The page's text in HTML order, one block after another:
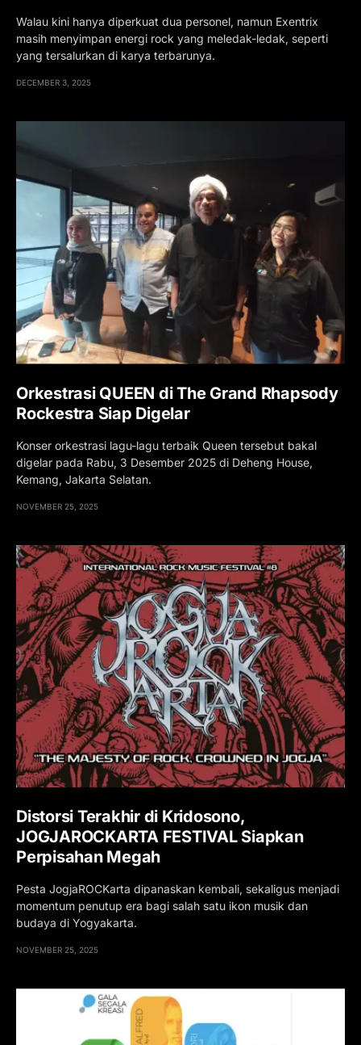
Walau kini hanya diperkuat dua personel, namun Exentrix
masih menyimpan energi rock yang meledak-ledak, seperti
yang tersalurkan di karya terbarunya.
DECEMBER 3, 2025
Orkestrasi QUEEN di The Grand Rhapsody
Rockestra Siap Digelar
Konser orkestrasi lagu-lagu terbaik Queen tersebut bakal
digelar pada Rabu, 3 Desember 2025 di Deheng House,
Kemang, Jakarta Selatan.
NOVEMBER 25, 2025
Distorsi Terakhir di Kridosono,
JOGJAROCKARTA FESTIVAL Siapkan
Perpisahan Megah
Pesta JogjaROCKarta dipanaskan kembali, sekaligus menjadi
momentum penutup era bagi salah satu ikon musik dan
budaya di Yogyakarta.
NOVEMBER 25, 2025